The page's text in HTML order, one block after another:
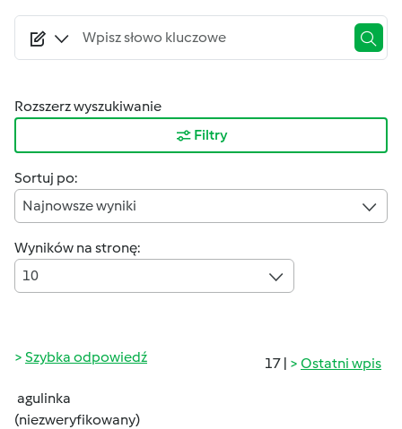
Rozszerz wyszukiwanie
Filtry
Sortuj po:
Najnowsze wyniki
Wyników na stronę:
10
17 | Ostatni wpis
Szybka odpowiedź
agulinka
(niezweryfikowany)